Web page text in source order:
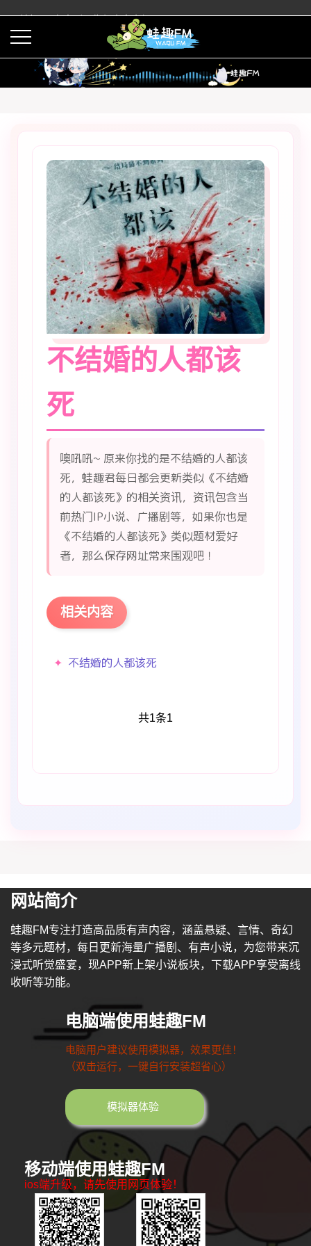
蛙趣FM有声剧预告与内容介绍
不结婚的人都该
死
噢吼吼~ 原来你找的是不结婚的人都该
死，蛙趣君每日都会更新类似《不结婚
的人都该死》的相关资讯，资讯包含当
前热门IP小说、广播剧等，如果你也是
《不结婚的人都该死》类似题材爱好
者，那么保存网址常来围观吧！
相关内容
不结婚的人都该死
共1条1
网站简介
蛙趣FM专注打造高品质有声内容，涵盖悬疑、言情、奇幻
等多元题材，每日更新海量广播剧、有声小说，为您带来沉
浸式听觉盛宴，现APP新上架小说板块，下载APP享受离线
收听等功能。
电脑端使用蛙趣FM
电脑用户建议使用模拟器，效果更佳！
（双击运行，一键自行安装超省心）
模拟器体验
移动端使用蛙趣FM
ios端升级，请先使用网页体验！